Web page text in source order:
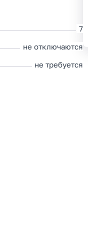
7
не отключаются
не требуется